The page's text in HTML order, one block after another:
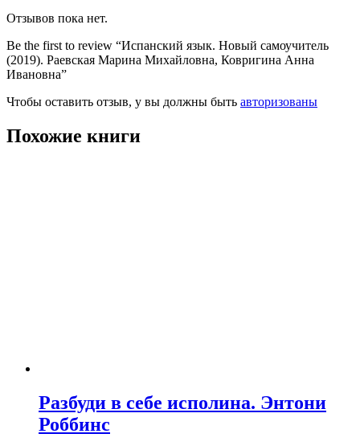
Отзывов пока нет.
Be the first to review “Испанский язык. Новый самоучитель
(2019). Раевская Марина Михайловна, Ковригина Анна
Ивановна”
Чтобы оставить отзыв, у вы должны быть авторизованы
Похожие книги
Разбуди в себе исполина. Энтони
Роббинс